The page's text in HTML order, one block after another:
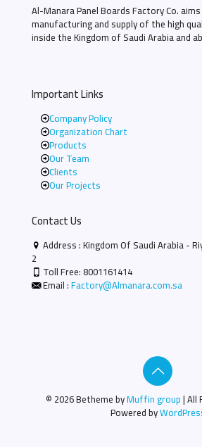
Al-Manara Panel Boards Factory Co.
manufacturing and supply of the high
inside the Kingdom of Saudi Arabia and
Important Links
Company Policy
Organization Chart
Products
Our Team
Clients
Our Projects
Contact Us
Address : Kingdom Of Saudi Arabia -
2
Toll Free:8001161414
Email :Factory@Almanara.com.sa
© 2026 Betheme byMuffin group| All
Powered by